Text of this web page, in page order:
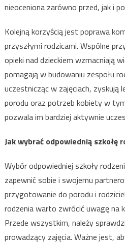
nieoceniona zarówno przed, jak i
Kolejną korzyścią jest poprawa
przyszłymi rodzicami. Wspólne
opieki nad dzieckiem wzmacniają
pomagają w budowaniu zespołu
uczestnicząc w zajęciach, zyskują
porodu oraz potrzeb kobiety w
pozwala im bardziej aktywnie
Jak wybrać odpowiednią szkołę
Wybór odpowiedniej szkoły
zapewnić sobie i swojemu
przygotowanie do porodu i
rodzenia warto zwrócić uwagę na
Przede wszystkim, należy
prowadzący zajęcia. Ważne jest,